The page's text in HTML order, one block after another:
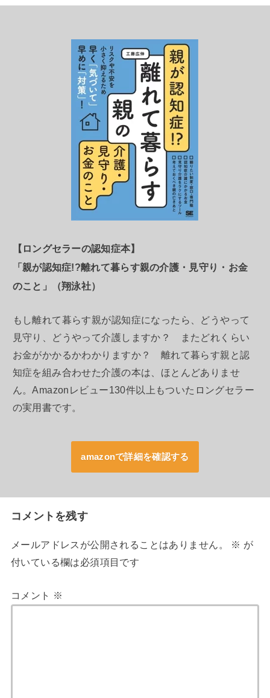
【ロングセラーの認知症本】
「親が認知症!?離れて暮らす親の介護・見守り・お金
のこと」（翔泳社）
もし離れて暮らす親が認知症になったら、どうやって
見守り、どうやって介護しますか？ またどれくらい
お金がかかるかわかりますか？ 離れて暮らす親と認
知症を組み合わせた介護の本は、ほとんどありませ
ん。Amazonレビュー130件以上もついたロングセラー
の実用書です。
amazonで詳細を確認する
コメントを残す
メールアドレスが公開されることはありません。 ※ が
付いている欄は必須項目です
コメント ※